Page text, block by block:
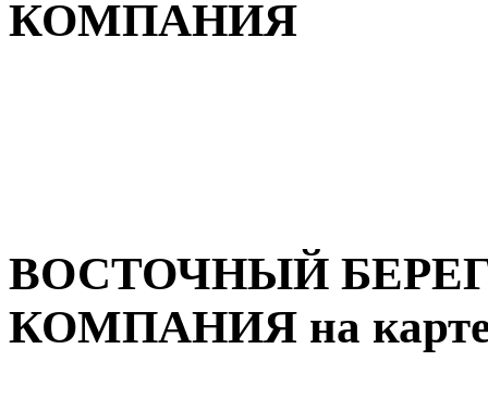
КОМПАНИЯ
ВОСТОЧНЫЙ
КОМПАНИЯ на